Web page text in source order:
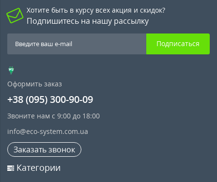
Хотите быть в курсу всех акция и скидок?
Подпишитесь на нашу рассылку
Подписаться
Оформить заказ
+38 (095) 300-90-09
Звоните нам с 9:00 до 18:00
info@eco-system.com.ua
Заказать звонок
Категории